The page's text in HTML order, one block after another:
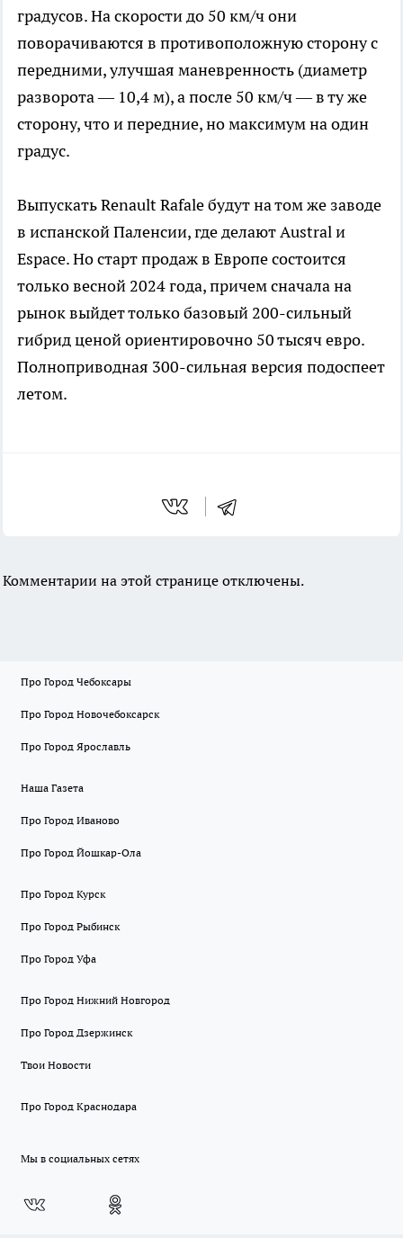
градусов. На скорости до 50 км/ч они
поворачиваются в противоположную сторону с
передними, улучшая маневренность (диаметр
разворота — 10,4 м), а после 50 км/ч — в ту же
сторону, что и передние, но максимум на один
градус.
Выпускать Renault Rafale будут на том же заводе
в испанской Паленсии, где делают Austral и
Espace. Но старт продаж в Европе состоится
только весной 2024 года, причем сначала на
рынок выйдет только базовый 200-сильный
гибрид ценой ориентировочно 50 тысяч евро.
Полноприводная 300-сильная версия подоспеет
летом.
Комментарии на этой странице отключены.
Про Город Чебоксары
Про Город Новочебоксарск
Про Город Ярославль
Наша Газета
Про Город Иваново
Про Город Йошкар-Ола
Про Город Курск
Про Город Рыбинск
Про Город Уфа
Про Город Нижний Новгород
Про Город Дзержинск
Твои Новости
Про Город Краснодара
Мы в социальных сетях